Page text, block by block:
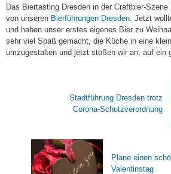
Das Biertasting Dresden in der Craftbier-
von unseren Bierführungen Dresden . Jetzt
und haben unser erstes eigenes Bier zu
sehr viel Spaß gemacht, die Küche in eine
umzugestalten und jetzt stoßen wir an, auf ein
Stadtführung Dresden trotz
Corona-Schutzverordnung
Plane einen
Valentinstag